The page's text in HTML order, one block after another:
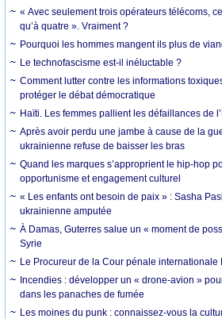
« Avec seulement trois opérateurs télécoms,
qu’à quatre ». Vraiment ?
Pourquoi les hommes mangent ils plus de
Le technofascisme est-il inéluctable ?
Comment lutter contre les informations
protéger le débat démocratique
Haïti. Les femmes pallient les défaillances de
Après avoir perdu une jambe à cause de la
ukrainienne refuse de baisser les bras
Quand les marques s’approprient le hip-hop
opportunisme et engagement culturel
« Les enfants ont besoin de paix » : Sasha
ukrainienne amputée
À Damas, Guterres salue un « moment de
Syrie
Le Procureur de la Cour pénale internationale
Incendies : développer un « drone-avion »
dans les panaches de fumée
Les moines du punk : connaissez-vous la